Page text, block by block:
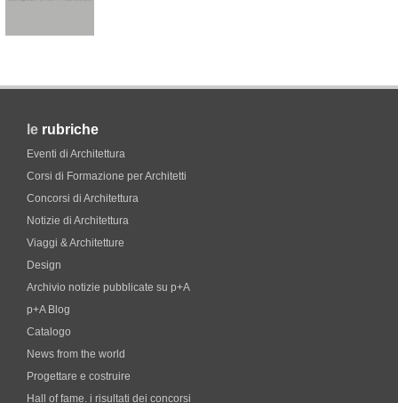
le rubriche
Eventi di Architettura
Corsi di Formazione per Architetti
Concorsi di Architettura
Notizie di Architettura
Viaggi & Architetture
Design
Archivio notizie pubblicate su p+A
p+A Blog
Catalogo
News from the world
Progettare e costruire
Hall of fame. i risultati dei concorsi